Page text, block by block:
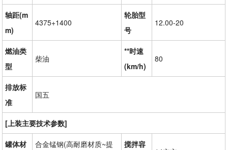
轴距(m
m)
4375+1400
轮胎型
号
12.00-20
燃油类
型
柴油
**时速
(km/h)
80
排放标
准
国五
[上装主要技术参数]
罐体材
合金锰钢(高耐磨材质~提
搅拌容